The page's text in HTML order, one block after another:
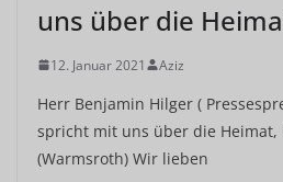
uns über die
12. Januar 2021 Aziz
Herr Benjamin Hilger (
spricht mit uns über die Heimat,
(Warmsroth) Wir lieben